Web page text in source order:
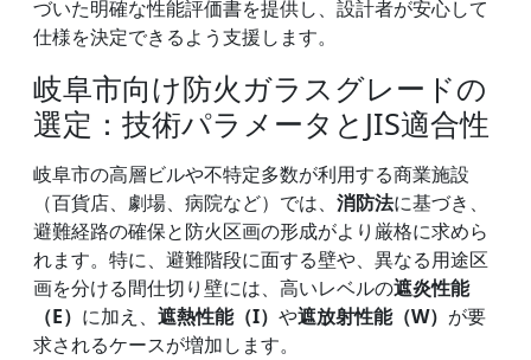
づいた明確な性能評価書を提供し、設計者が安心して
仕様を決定できるよう支援します。
岐阜市向け防火ガラスグレードの
選定：技術パラメータとJIS適合性
岐阜市の高層ビルや不特定多数が利用する商業施設
（百貨店、劇場、病院など）では、 消防法に基づき、
避難経路の確保と防火区画の形成がより厳格に求めら
れます。特に、避難階段に面する壁や、異なる用途区
画を分ける間仕切り壁には、高いレベルの遮炎性能
（E） に加え、 遮熱性能（I） や遮放射性能（W） が要
求されるケースが増加します。